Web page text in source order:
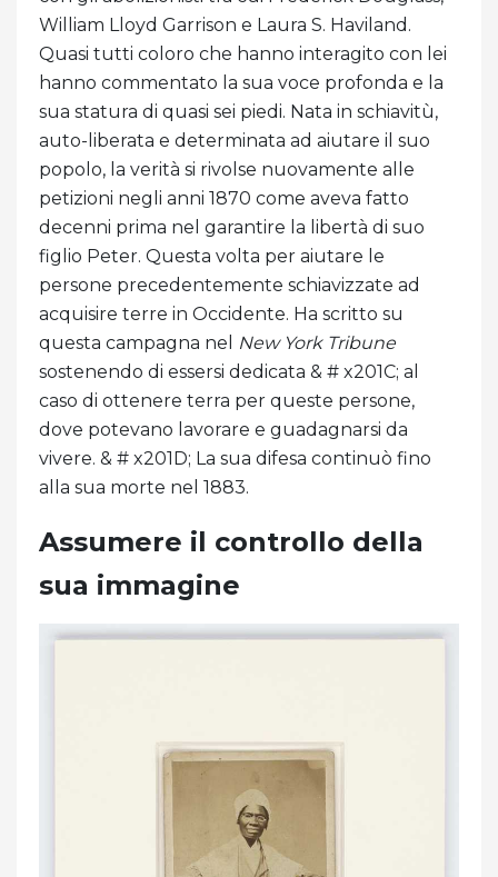
William Lloyd Garrison e Laura S. Haviland.
Quasi tutti coloro che hanno interagito con lei
hanno commentato la sua voce profonda e la
sua statura di quasi sei piedi. Nata in schiavitù,
auto-liberata e determinata ad aiutare il suo
popolo, la verità si rivolse nuovamente alle
petizioni negli anni 1870 come aveva fatto
decenni prima nel garantire la libertà di suo
figlio Peter. Questa volta per aiutare le
persone precedentemente schiavizzate ad
acquisire terre in Occidente. Ha scritto su
questa campagna nel
New York Tribune
sostenendo di essersi dedicata & # x201C; al
caso di ottenere terra per queste persone,
dove potevano lavorare e guadagnarsi da
vivere. & # x201D; La sua difesa continuò fino
alla sua morte nel 1883.
Assumere il controllo della
sua immagine